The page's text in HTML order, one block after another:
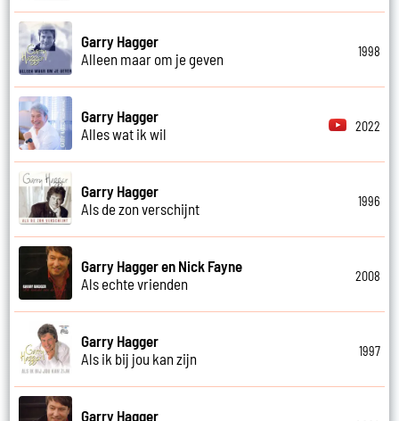
Garry Hagger
Alleen maar om je geven
1998
Garry Hagger
Alles wat ik wil
2022
Garry Hagger
Als de zon verschijnt
1996
Garry Hagger en Nick Fayne
Als echte vrienden
2008
Garry Hagger
Als ik bij jou kan zijn
1997
Garry Hagger